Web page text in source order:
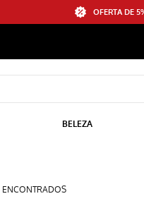
OFERTA DE
BELEZA